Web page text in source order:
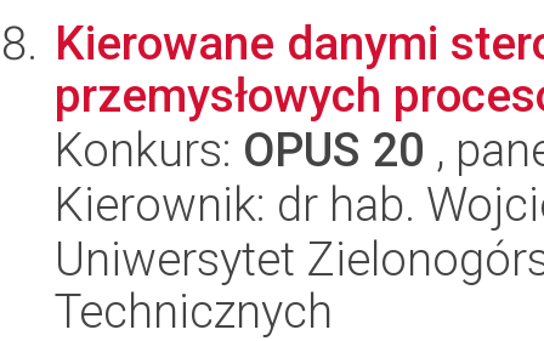
Kierowane danymi
przemysłowych
Konkurs: OPUS 20 ,
Kierownik: dr hab.
Uniwersytet
Technicznych